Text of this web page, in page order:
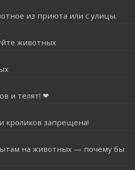
из приюта или с улицы.
животных
и телят! ❤
кроликов запрещена!
на животных — почему бы